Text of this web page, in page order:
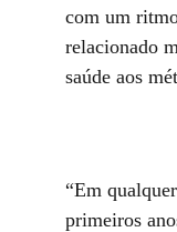
com um
relacionado
saúde aos
“Em
primeiros